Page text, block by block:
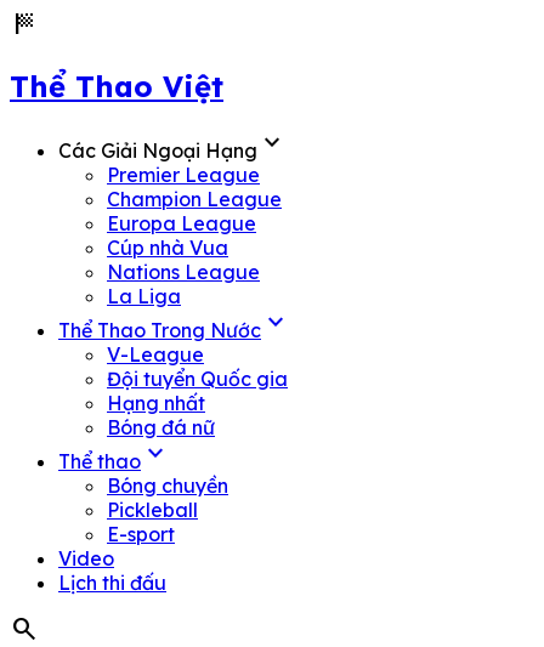
sports_score
Thể Thao Việt
Các Giải Ngoại Hạng expand_more
Premier League
Champion League
Europa League
Cúp nhà Vua
Nations League
La Liga
Thể Thao Trong Nước expand_more
V-League
Đội tuyển Quốc gia
Hạng nhất
Bóng đá nữ
Thể thao expand_more
Bóng chuyền
Pickleball
E-sport
Video
Lịch thi đấu
search